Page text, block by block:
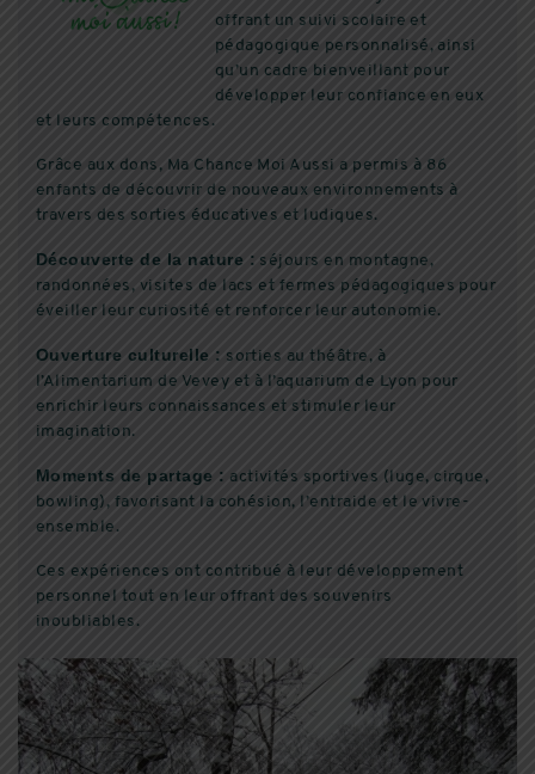
offrant un suivi scolaire et
pédagogique personnalisé, ainsi
qu’un cadre bienveillant pour
développer leur confiance en eux
et leurs compétences.
Grâce aux dons, Ma Chance Moi Aussi a permis à 86
enfants de découvrir de nouveaux environnements à
travers des sorties éducatives et ludiques.
Découverte de la nature : séjours en montagne,
randonnées, visites de lacs et fermes pédagogiques pour
éveiller leur curiosité et renforcer leur autonomie.
Ouverture culturelle : sorties au théâtre, à
l’Alimentarium de Vevey et à l’aquarium de Lyon pour
enrichir leurs connaissances et stimuler leur
imagination.
Moments de partage : activités sportives (luge, cirque,
bowling), favorisant la cohésion, l’entraide et le vivre-
ensemble.
Ces expériences ont contribué à leur développement
personnel tout en leur offrant des souvenirs
inoubliables.